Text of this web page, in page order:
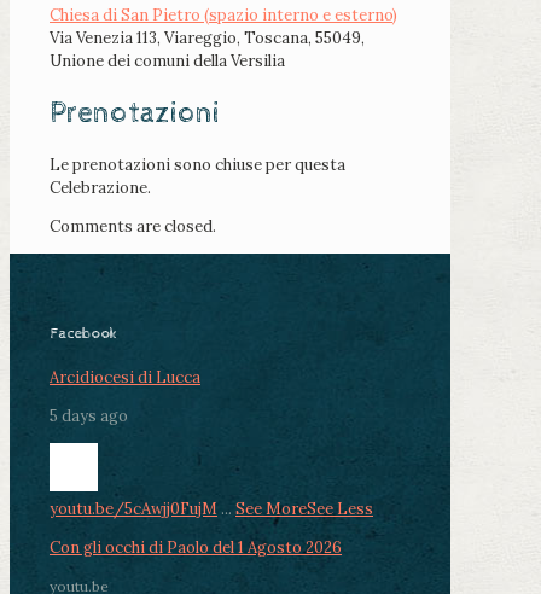
Chiesa di San Pietro (spazio interno e esterno)
Via Venezia 113, Viareggio, Toscana, 55049,
Unione dei comuni della Versilia
Prenotazioni
Le prenotazioni sono chiuse per questa
Celebrazione.
Comments are closed.
Facebook
Arcidiocesi di Lucca
5 days ago
youtu.be/5cAwjj0FujM ... See MoreSee Less
Con gli occhi di Paolo del 1 Agosto 2026
youtu.be